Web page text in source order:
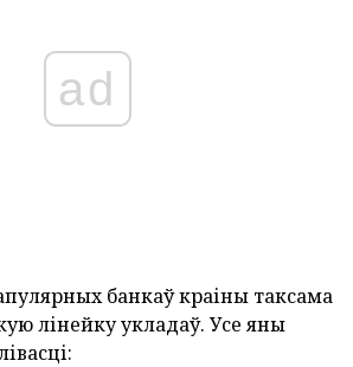
ad
банкаў краіны таксама
лінейку укладаў. Усе яны